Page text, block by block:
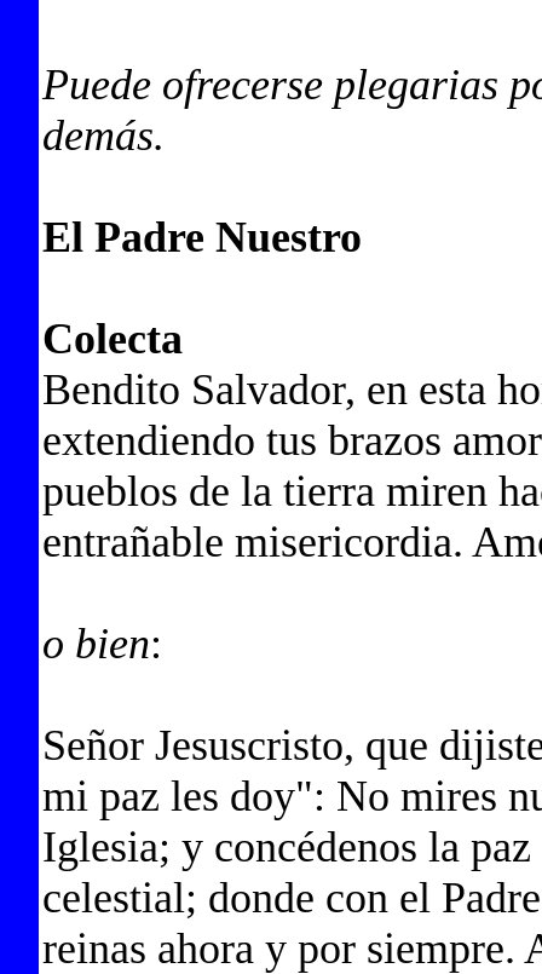
Puede ofrecerse plegarias
demás.
El Padre Nuestro
Colecta
Bendito Salvador, en esta
extendiendo tus brazos
pueblos de la tierra miren
entrañable misericordia.
o bien:
Señor Jesuscristo, que
mi paz les doy": No mires
Iglesia; y concédenos la
celestial; donde con el
reinas ahora y por siempre.